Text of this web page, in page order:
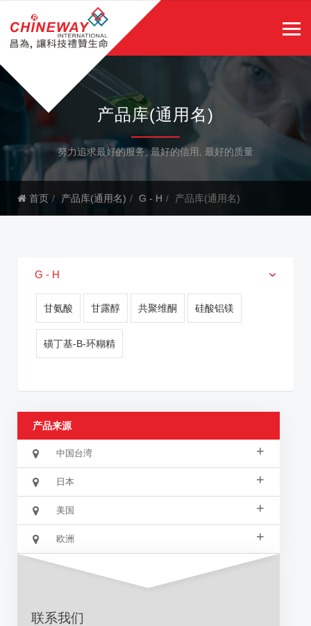
产品库(通用名)
努力追求最好的服务, 最好的信用, 最好的质量
首页 产品库(通用名) G - H 产品库(通用名)
G - H
甘氨酸 甘露醇 共聚维酮 硅酸铝镁
磺丁基-Β-环糊精
产品来源
中国台湾 +
日本 +
美国 +
欧洲 +
联系我们